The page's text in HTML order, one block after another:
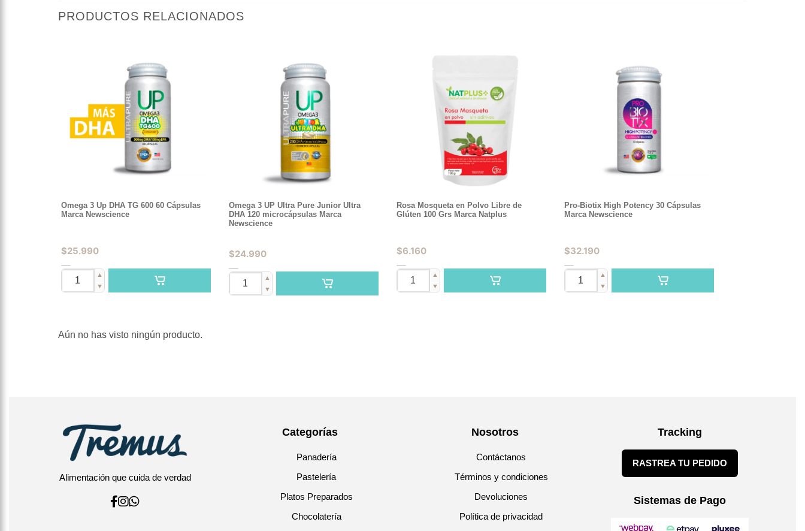
PRODUCTOS RELACIONADOS
Omega 3 Up DHA TG 600 60 Cápsulas
Marca Newscience
$25.990
▲
▼
Omega 3 UP Ultra Pure Junior Ultra
DHA 120 microcápsulas Marca
Newscience
$24.990
▲
▼
Rosa Mosqueta en Polvo Libre de
Glúten 100 Grs Marca Natplus
$6.160
▲
▼
Pro-Biotix High Potency 30 Cápsulas
Marca Newscience
$32.190
▲
▼
Aún no has visto ningún producto.
Alimentación que cuida de verdad
Categorías
Panadería
Pastelería
Platos Preparados
Chocolatería
Nosotros
Contáctanos
Términos y condiciones
Devoluciones
Política de privacidad
Tracking
RASTREA TU PEDIDO
Sistemas de Pago